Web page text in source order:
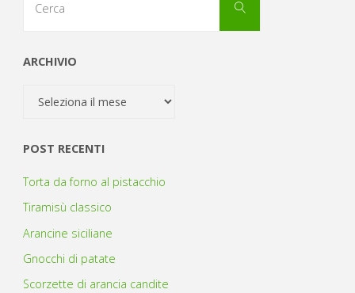
Cerca
ARCHIVIO
Archivio
POST RECENTI
Torta da forno al pistacchio
Tiramisù classico
Arancine siciliane
Gnocchi di patate
Scorzette di arancia candite